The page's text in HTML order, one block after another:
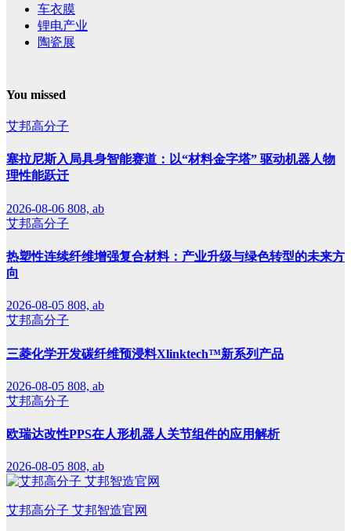
车衣膜
锂电产业
陶瓷展
You missed
艾邦高分子
塞拉尼斯入局具身智能赛道：以“材料金字塔” 驱动机器人物
理性能跃迁
2026-08-06 808, ab
艾邦高分子
热塑性连续纤维增强复合材料：产业升级与绿色转型的未来方
向
2026-08-05 808, ab
艾邦高分子
三菱化学开发碳纤维预浸料Xlinktech™新系列产品
2026-08-05 808, ab
艾邦高分子
欧瑞达改性PPS在人形机器人关节组件的应用解析
2026-08-05 808, ab
艾邦高分子 艾邦智造官网